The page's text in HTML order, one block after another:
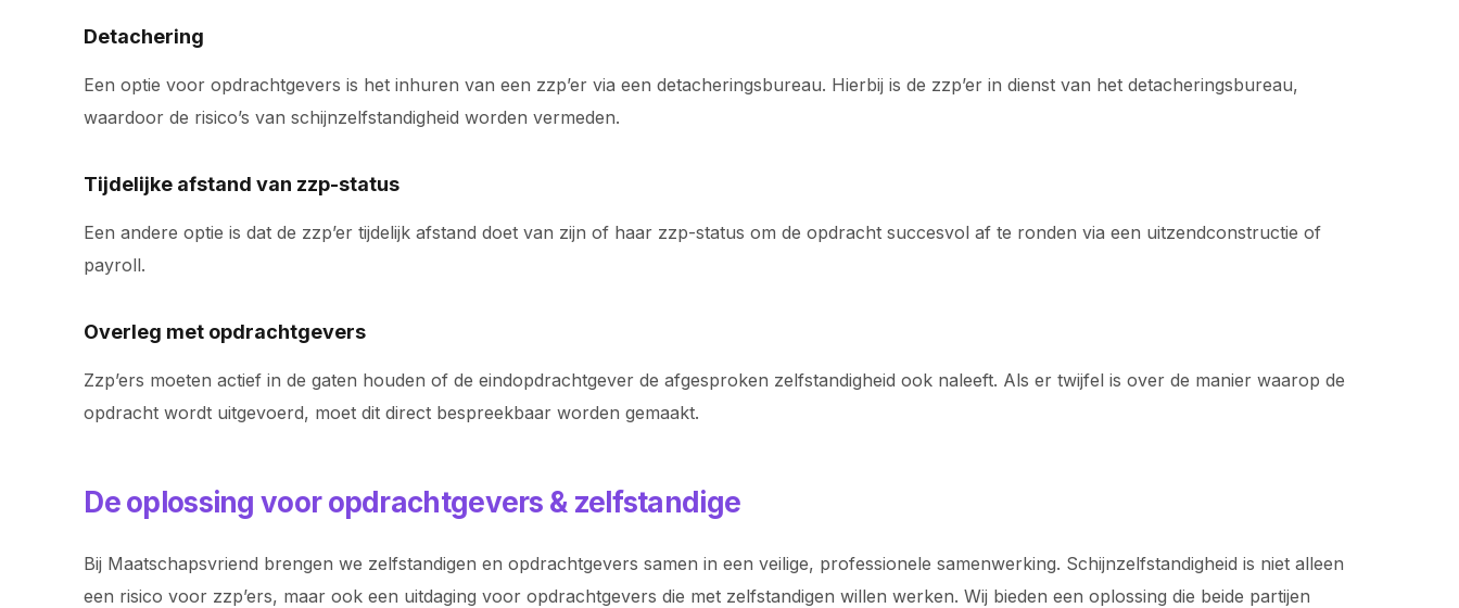
Detachering
Een optie voor opdrachtgevers is het inhuren van een zzp’er via een detacheringsbureau. Hierbij is de zzp’er in dienst van het detacheringsbureau,
waardoor de risico’s van schijnzelfstandigheid worden vermeden.
Tijdelijke afstand van zzp-status
Een andere optie is dat de zzp’er tijdelijk afstand doet van zijn of haar zzp-status om de opdracht succesvol af te ronden via een uitzendconstructie of
payroll.
Overleg met opdrachtgevers
Zzp’ers moeten actief in de gaten houden of de eindopdrachtgever de afgesproken zelfstandigheid ook naleeft. Als er twijfel is over de manier waarop de
opdracht wordt uitgevoerd, moet dit direct bespreekbaar worden gemaakt.
De oplossing voor opdrachtgevers & zelfstandige
Bij Maatschapsvriend brengen we zelfstandigen en opdrachtgevers samen in een veilige, professionele samenwerking. Schijnzelfstandigheid is niet alleen
een risico voor zzp’ers, maar ook een uitdaging voor opdrachtgevers die met zelfstandigen willen werken. Wij bieden een oplossing die beide partijen